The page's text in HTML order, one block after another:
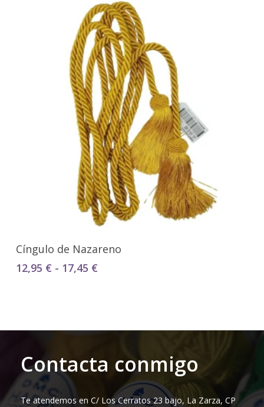
Cíngulo de Nazareno
12,95 € - 17,45 €Rango
hasta
Contacta conmigo
Te atendemos en C/ Los Cerratos 23 bajo, La Zarza, CP